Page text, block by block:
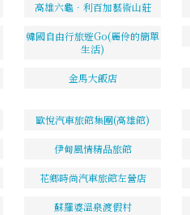
高雄六龜．利百加藝術山莊
韓國自由行旅遊Go(麗伶的簡單
生活)
金馬大飯店
歐悅汽車旅館集團(高雄館)
伊甸風情精品旅館
花鄉時尚汽車旅館左營店
蘇羅婆溫泉渡假村